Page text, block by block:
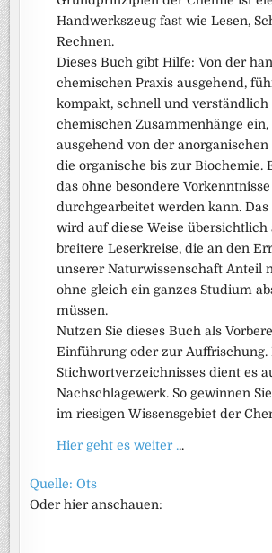
Handwerkszeug fast wie Lesen,
Rechnen.
Dieses Buch gibt Hilfe: Von der
chemischen Praxis ausgehend,
kompakt, schnell und verständlich
chemischen Zusammenhänge
ausgehend von der
die organische bis zur Biochemie.
das ohne besondere
durchgearbeitet werden kann. Das
wird auf diese Weise übersichtlich
breitere Leserkreise, die an den
unserer Naturwissenschaft Anteil
ohne gleich ein ganzes Studium
müssen.
Nutzen Sie dieses Buch als
Einführung oder zur Auffrischung.
Stichwortverzeichnisses dient es
Nachschlagewerk. So gewinnen
im riesigen Wissensgebiet der
Hier geht es weiter ...
Quelle: Ots
Oder hier anschauen: